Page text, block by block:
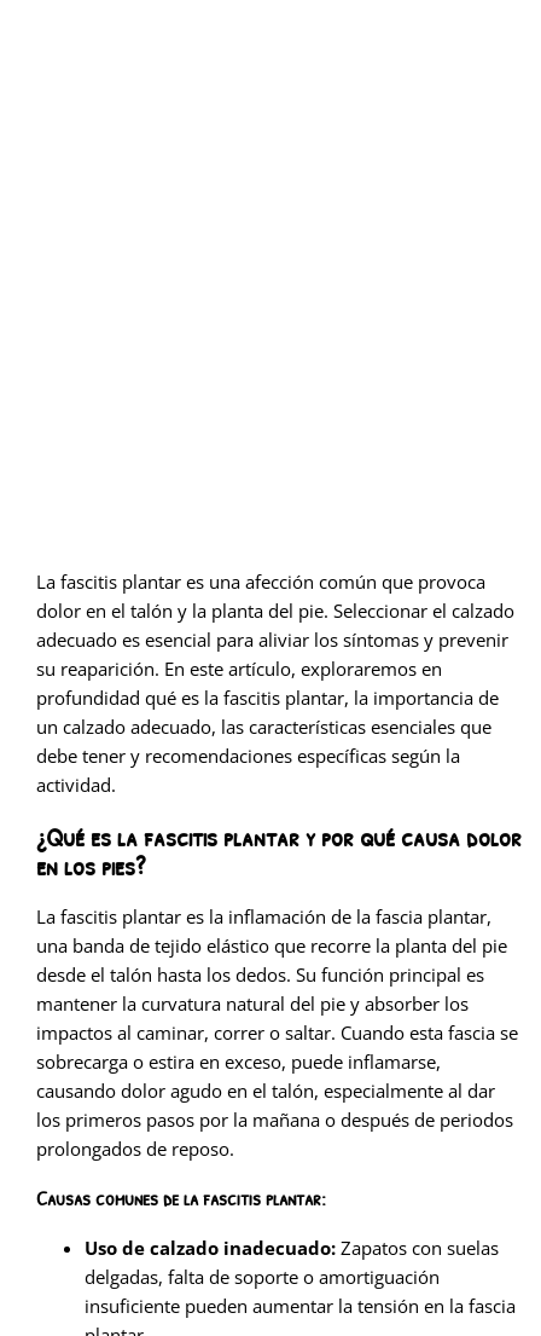
La fascitis plantar es una afección común que provoca
dolor en el talón y la planta del pie. Seleccionar el calzado
adecuado es esencial para aliviar los síntomas y prevenir
su reaparición. En este artículo, exploraremos en
profundidad qué es la fascitis plantar, la importancia de
un calzado adecuado, las características esenciales que
debe tener y recomendaciones específicas según la
actividad.
¿Qué es la fascitis plantar y por qué causa dolor
en los pies?
La fascitis plantar es la inflamación de la fascia plantar,
una banda de tejido elástico que recorre la planta del pie
desde el talón hasta los dedos. Su función principal es
mantener la curvatura natural del pie y absorber los
impactos al caminar, correr o saltar. Cuando esta fascia se
sobrecarga o estira en exceso, puede inflamarse,
causando dolor agudo en el talón, especialmente al dar
los primeros pasos por la mañana o después de periodos
prolongados de reposo.
Causas comunes de la fascitis plantar:
Uso de calzado inadecuado: Zapatos con suelas
delgadas, falta de soporte o amortiguación
insuficiente pueden aumentar la tensión en la fascia